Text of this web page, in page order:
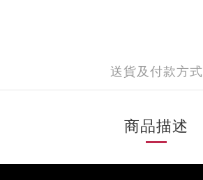
送貨及付款方式
商品描述